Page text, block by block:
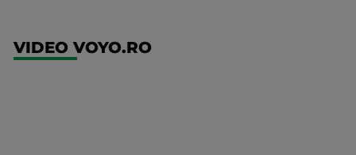
VIDEO VOYO.RO